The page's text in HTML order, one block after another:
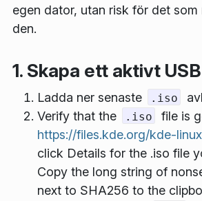
egen dator, utan risk för det som
den.
1. Skapa ett aktivt
Ladda ner senaste .iso
Verify that the
.iso
file is
https://files.kde.org/kde-
click Details for the .iso file
Copy the long string of
next to SHA256 to the